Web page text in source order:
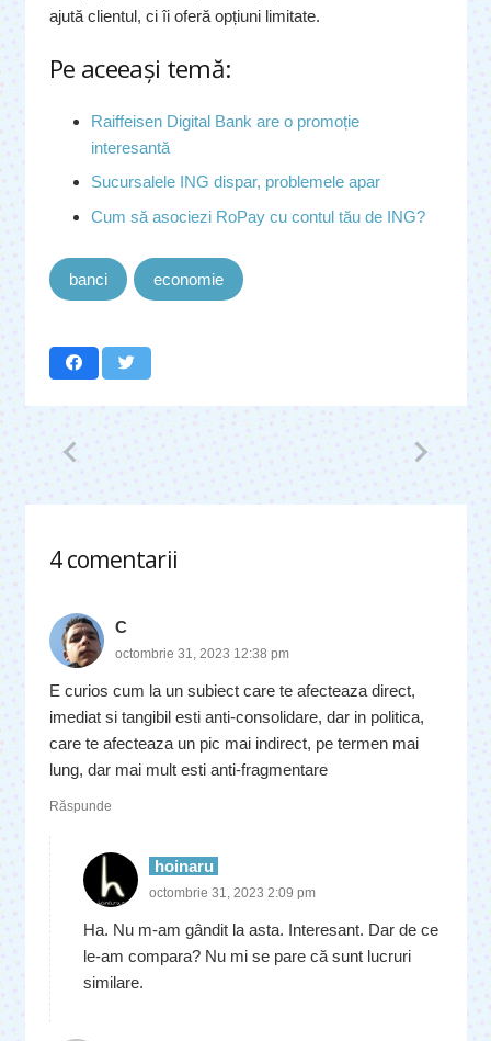
ajută clientul, ci îi oferă opțiuni limitate.
Pe aceeaşi temă:
Raiffeisen Digital Bank are o promoție
interesantă
Sucursalele ING dispar, problemele apar
Cum să asociezi RoPay cu contul tău de ING?
banci economie
4comentarii
.
C
octombrie 31, 2023 12:38 pm
E curios cum la un subiect care te afecteaza direct,
imediat si tangibil esti anti-consolidare, dar in politica,
care te afecteaza un pic mai indirect, pe termen mai
lung, dar mai mult esti anti-fragmentare
Răspunde
hoinaru
octombrie 31, 2023 2:09 pm
Ha. Nu m-am gândit la asta. Interesant. Dar de ce
le-am compara? Nu mi se pare că sunt lucruri
similare.